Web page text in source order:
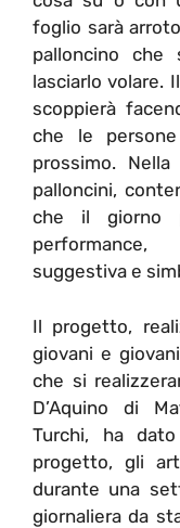
foglio sarà
palloncino
lasciarlo volare.
scoppierà
che le
prossimo.
palloncini,
che il giorno
performance,
suggestiva e
Il progetto,
giovani e
che si
D’Aquino di
Turchi, ha
progetto, gli
durante una
giornaliera da